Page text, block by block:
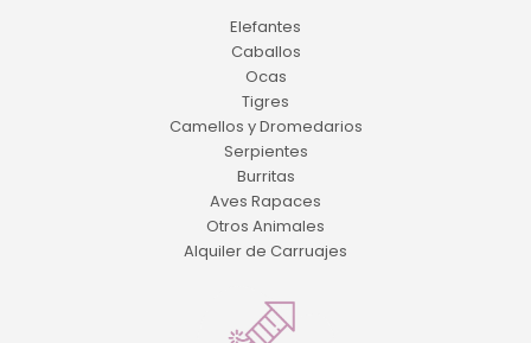
Elefantes
Caballos
Ocas
Tigres
Camellos y Dromedarios
Serpientes
Burritas
Aves Rapaces
Otros Animales
Alquiler de Carruajes